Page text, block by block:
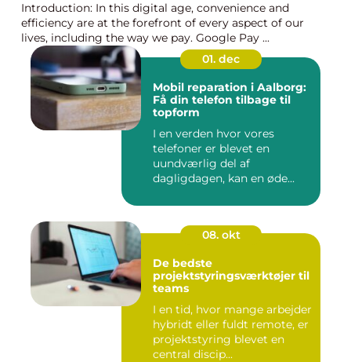
Introduction: In this digital age, convenience and
efficiency are at the forefront of every aspect of our
lives, including the way we pay. Google Pay ...
01. dec
Mobil reparation i Aalborg:
Få din telefon tilbage til
topform
I en verden hvor vores
telefoner er blevet en
uundværlig del af
dagligdagen, kan en øde...
08. okt
De bedste
projektstyringsværktøjer til
teams
I en tid, hvor mange arbejder
hybridt eller fuldt remote, er
projektstyring blevet en
central discip...